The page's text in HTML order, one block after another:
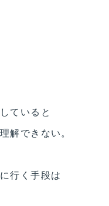
ていると
解できない。
行く手段は